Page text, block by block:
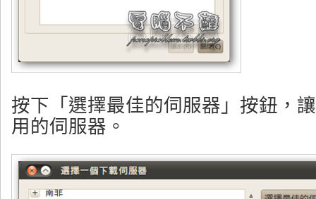
按下「選擇最佳的伺服器」按鈕，
用的伺服器。